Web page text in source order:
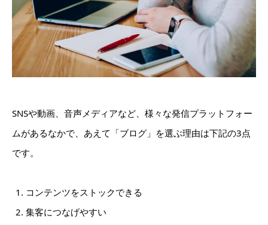
SNSや動画、音声メディアなど、様々な発信プラットフォー
ムがあるなかで、あえて「ブログ」を選ぶ理由は下記の3点
です。
コンテンツをストックできる
集客につなげやすい